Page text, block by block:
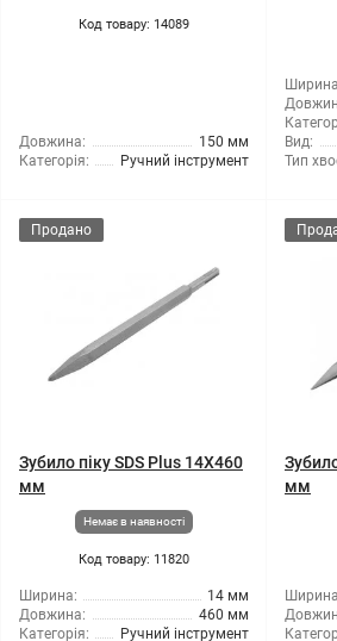
Код товару: 14089
Довжина:
150 мм
Категорія:
Ручний інструмент
Вид:
Тип
Продано
Зубило піку SDS Plus 14X460
мм
Немає в наявності
Код товару: 11820
Ширина:
14 мм
Довжина:
460 мм
Категорія:
Ручний інструмент
мм